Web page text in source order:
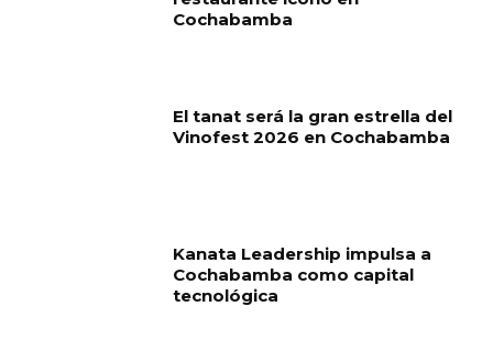
Cochabamba
El tanat será la gran estrella del
Vinofest 2026 en Cochabamba
Kanata Leadership impulsa a
Cochabamba como capital
tecnológica